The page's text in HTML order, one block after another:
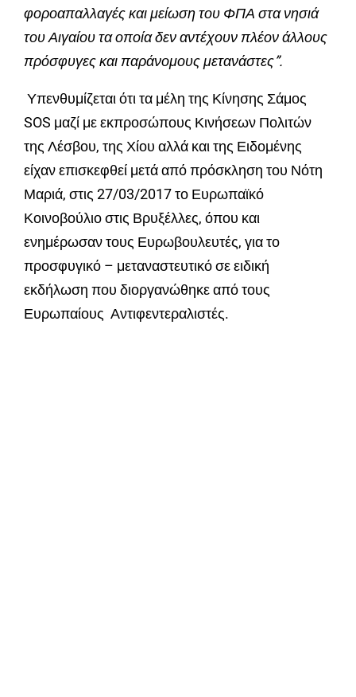
φοροαπαλλαγές και μείωση του ΦΠΑ στα νησιά
του Αιγαίου τα οποία δεν αντέχουν πλέον άλλους
πρόσφυγες και παράνομους μετανάστες”.
Υπενθυμίζεται ότι τα μέλη της Κίνησης Σάμος
SOS μαζί με εκπροσώπους Κινήσεων Πολιτών
της Λέσβου, της Χίου αλλά και της Ειδομένης
είχαν επισκεφθεί μετά από πρόσκληση του Νότη
Μαριά, στις 27/03/2017 το Ευρωπαϊκό
Κοινοβούλιο στις Βρυξέλλες, όπου και
ενημέρωσαν τους Ευρωβουλευτές, για το
προσφυγικό – μεταναστευτικό σε ειδική
εκδήλωση που διοργανώθηκε από τους
Ευρωπαίους Αντιφεντεραλιστές.